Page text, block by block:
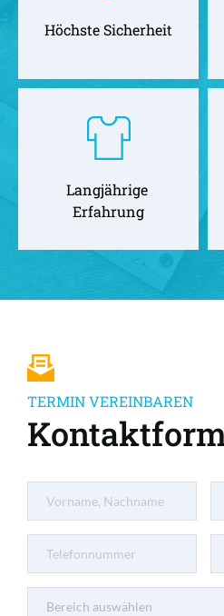
Höchste Sicherheit
Langjährige
Erfahrung
TERMIN VEREINBAREN
Bereich auswählen